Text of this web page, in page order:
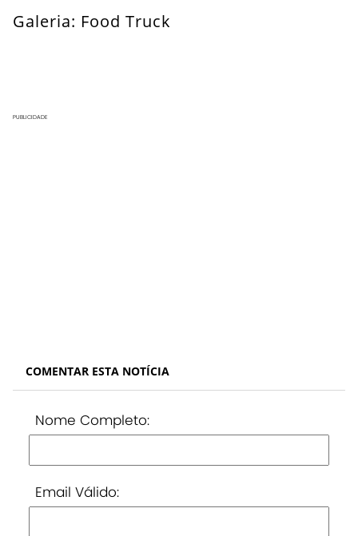
Galeria: Food Truck
PUBLICIDADE
COMENTAR ESTA NOTÍCIA
Nome Completo:
Email Válido: